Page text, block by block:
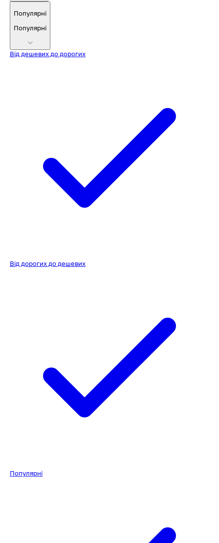
Популярні
Популярні
Від дешевих до дорогих
Від дорогих до дешевих
Популярні